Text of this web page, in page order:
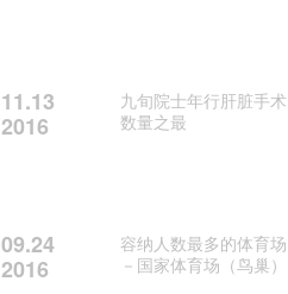
11.13
2016
九旬院士年行肝脏手术
数量之最
09.24
2016
容纳人数最多的体育场
－国家体育场（鸟巢）